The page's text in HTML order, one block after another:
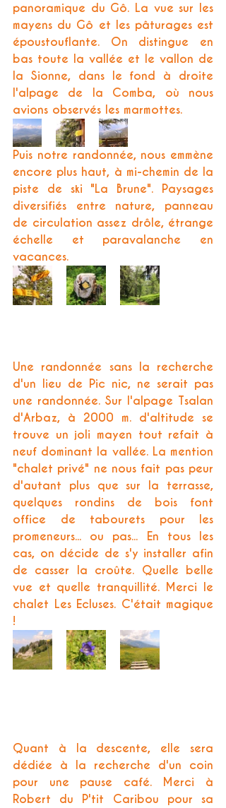
panoramique du Gô. La vue sur les
mayens du Gô et les pâturages est
époustouflante. On distingue en
bas toute la vallée et le vallon de
la Sionne, dans le fond à droite
l'alpage de la Comba, où nous
avions observés les marmottes.
Puis notre randonnée, nous emmène
encore plus haut, à mi-chemin de la
piste de ski "La Brune". Paysages
diversifiés entre nature, panneau
de circulation assez drôle, étrange
échelle et paravalanche en
vacances.
Une randonnée sans la recherche
d'un lieu de Pic nic, ne serait pas
une randonnée. Sur l'alpage Tsalan
d'Arbaz, à 2000 m. d'altitude se
trouve un joli mayen tout refait à
neuf dominant la vallée. La mention
"chalet privé" ne nous fait pas peur
d'autant plus que sur la terrasse,
quelques rondins de bois font
office de tabourets pour les
promeneurs... ou pas... En tous les
cas, on décide de s'y installer afin
de casser la croûte. Quelle belle
vue et quelle tranquillité. Merci le
chalet Les Ecluses. C'était magique
!
Quant à la descente, elle sera
dédiée à la recherche d'un coin
pour une pause café. Merci à
Robert du P'tit Caribou pour sa